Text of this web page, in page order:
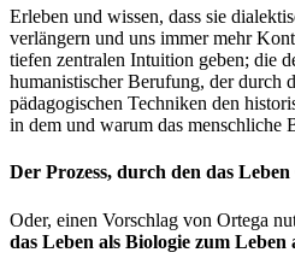
Erleben und wissen, dass sie
verlängern und uns immer mehr
tiefen zentralen Intuition geben; die
humanistischer Berufung, der durch
pädagogischen Techniken den
in dem und warum das menschliche
Der Prozess, durch den das
Oder, einen Vorschlag von Ortega
das Leben als Biologie zum